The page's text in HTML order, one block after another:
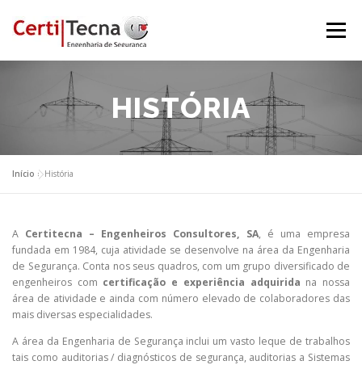
para
conteúdo
Menu
QUEM SOMOS SERVIÇOS
PROJETOS EQUIPA
HISTÓRIA
Início »História
A Certitecna – Engenheiros Consultores, SA, é uma empresa
fundada em 1984, cuja atividade se desenvolve na área da Engenharia
de Segurança. Conta nos seus quadros, com um grupo diversificado de
engenheiros com certificação e experiência adquirida na nossa
área de atividade e ainda com número elevado de colaboradores das
mais diversas especialidades.
A área da Engenharia de Segurança inclui um vasto leque de trabalhos
tais como auditorias / diagnósticos de segurança, auditorias a Sistemas